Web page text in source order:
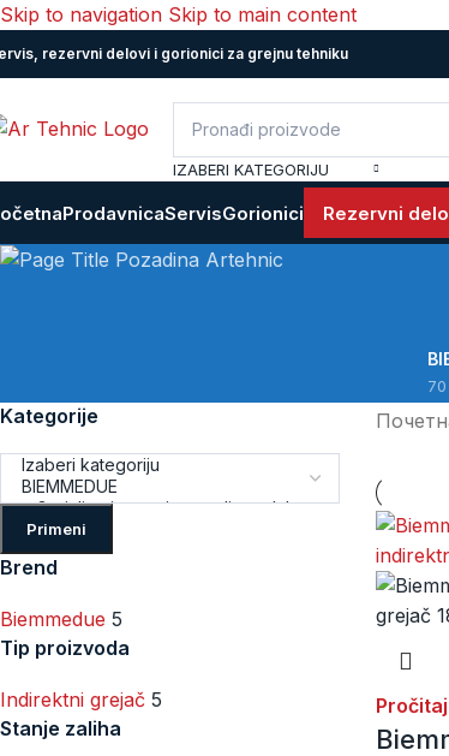
Skip to navigation Skip to main content
rezervni delovi i gorionici za grejnu tehniku
IZABERI KATEGORIJU
ProdavnicaServisGorionici Rezervni
Kategorije
Primeni
Brend
Biemmedue 5
Tip proizvoda
Indirektni grejač 5
Stanje zaliha